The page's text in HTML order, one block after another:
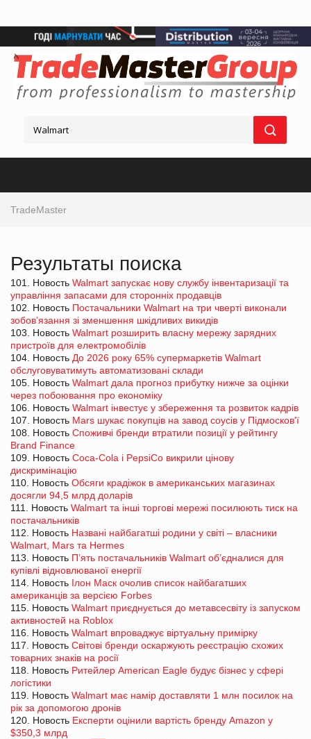
TradeMaster
Результаты поиска
101. Новость Walmart запускає нову службу інвентаризації та
управління запасами для сторонніх продавців
102. Новость Постачальники Walmart на три чверті виконали
зобов’язання зі зменшення шкідливих викидів
103. Новость Walmart розширить власну мережу зарядних
пристроїв для електромобілів
104. Новость До 2026 року 65% супермаркетів Walmart
обслуговуватимуть автоматизовані склади
105. Новость Walmart дала прогноз прибутку нижче за оцінки
через побоювання про економіку
106. Новость Walmart інвестує у збереження та розвиток кадрів
107. Новость Mars шукає покупців на завод соусів у Підмосков'ї
108. Новость Споживчі бренди втратили позиції у рейтингу
Brand Finance
109. Новость Coca-Cola і PepsiCo викрили цінову
дискримінацію
110. Новость Обсяги крадіжок в американських магазинах
досягли 94,5 млрд доларів
111. Новость Walmart та інші торгові мережі посилюють тиск на
постачальників
112. Новость Названі найбагатші родини у світі – власники
Walmart, Mars та Hermes
113. Новость П’ять постачальників Walmart об’єдналися для
купівлі відновлюваної енергії
114. Новость Ілон Маск очолив список найбагатших
американців за версією Forbes
115. Новость Walmart приєднується до метавсесвіту із запуском
активностей на Roblox
116. Новость Walmart впроваджує віртуальну примірку
117. Новость Світові бренди оскаржують реєстрацію схожих
товарних знаків на росії
118. Новость Ритейлер American Eagle будує бізнес у сфері
логістики
119. Новость Walmart має намір доставляти 1 млн посилок на
рік за допомогою дронів
120. Новость Експерти оцінили вартість бренду Amazon у
$350,3 млрд